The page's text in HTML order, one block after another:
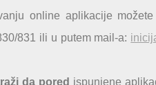
online aplikacije
831 ili u putem mail-a:
da pored ispunjene